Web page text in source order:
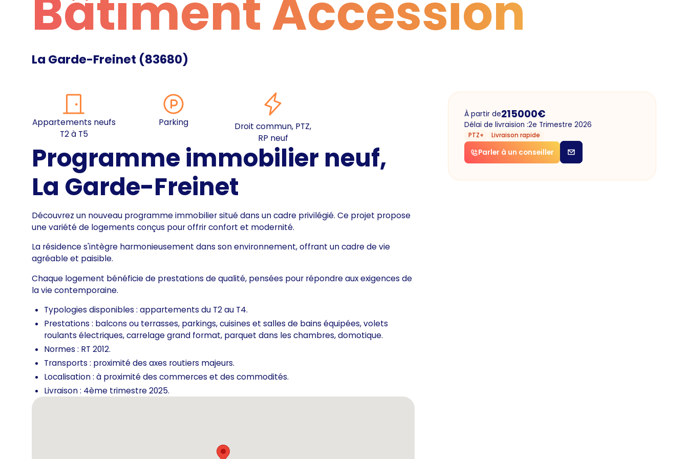
La Garde-Freinet (83680)
Appartements neufs
T2 à T5
Parking
Droit commun, PTZ,
RP neuf
Programme immobilier neuf,
La Garde-Freinet
Découvrez un nouveau programme immobilier situé dans un cadre privilégié. Ce projet propose
une variété de logements conçus pour offrir confort et modernité.
La résidence s'intègre harmonieusement dans son environnement, offrant un cadre de vie
agréable et paisible.
Chaque logement bénéficie de prestations de qualité, pensées pour répondre aux exigences de
la vie contemporaine.
Typologies disponibles : appartements du T2 au T4.
Prestations : balcons ou terrasses, parkings, cuisines et salles de bains équipées, volets
roulants électriques, carrelage grand format, parquet dans les chambres, domotique.
Normes : RT 2012.
Transports : proximité des axes routiers majeurs.
Localisation : à proximité des commerces et des commodités.
Livraison : 4ème trimestre 2025.
À partir de215000€
Délai de livraision :2e Trimestre 2026
PTZ+ Livraison rapide
Parler à un conseiller